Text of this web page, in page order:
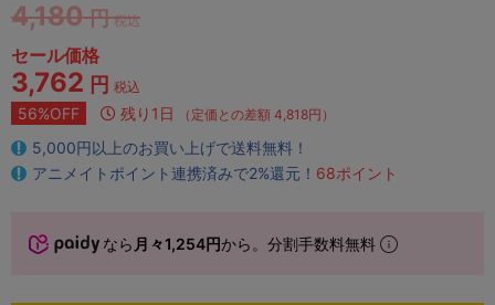
4,180 円 税込
セール価格
3,762 円 税込
56%OFF 残り1日 （定価との差額 4,818円）
5,000円以上のお買い上げで送料無料！
アニメイトポイント連携済みで2%還元！ 68ポイント
なら 月々1,254円から。分割手数料無料